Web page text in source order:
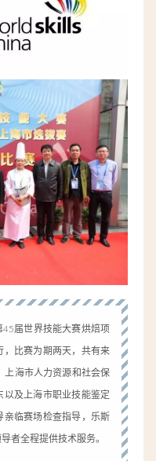
届世界技能大赛烘焙项
，比赛为期两天，共有来
上海市人力资源和社会保
以及上海市职业技能鉴定
亲临赛场检查指导，乐斯
者全程提供技术服务。